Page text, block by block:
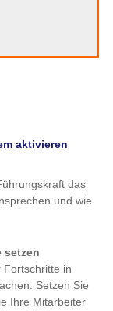
aktivieren
das
und wie
setzen
Fortschritte in
Setzen Sie
Ihre Mitarbeiter